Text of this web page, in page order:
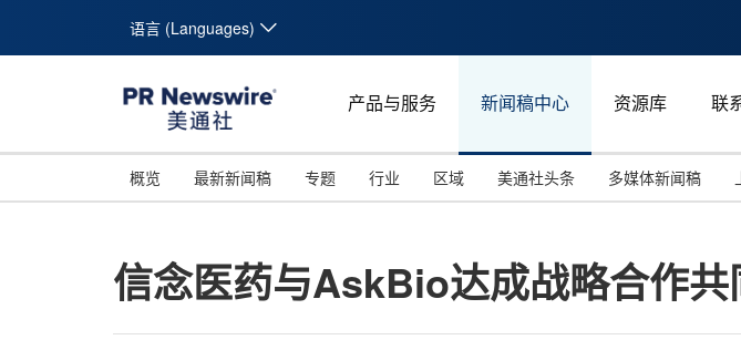
语言 (Languages)
产品与服务 新闻稿中心 资源库 联
概览 最新新闻稿 专题 行业 区域 美通社头条 多媒体新闻稿
信念医药与AskBio达成战略合作